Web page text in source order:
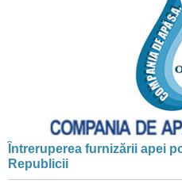
Întreruperea furnizării apei
Republicii